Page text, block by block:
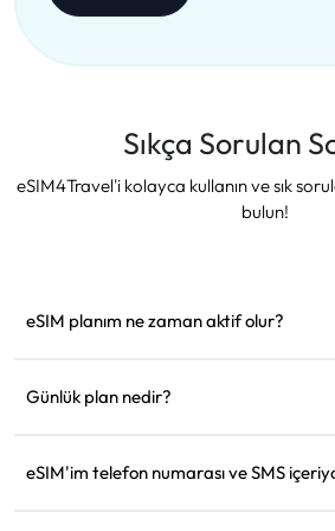
Sıkça Sorulan
eSIM4Travel'i kolayca kullanın ve sık
bulun!
eSIM planım ne zaman aktif olur?
Hareket etmeden önce yüklemenizi
Günlük plan nedir?
kadar geçerli olur. Günlük veri miktarını
eSIM'im telefon numarası ve SMS